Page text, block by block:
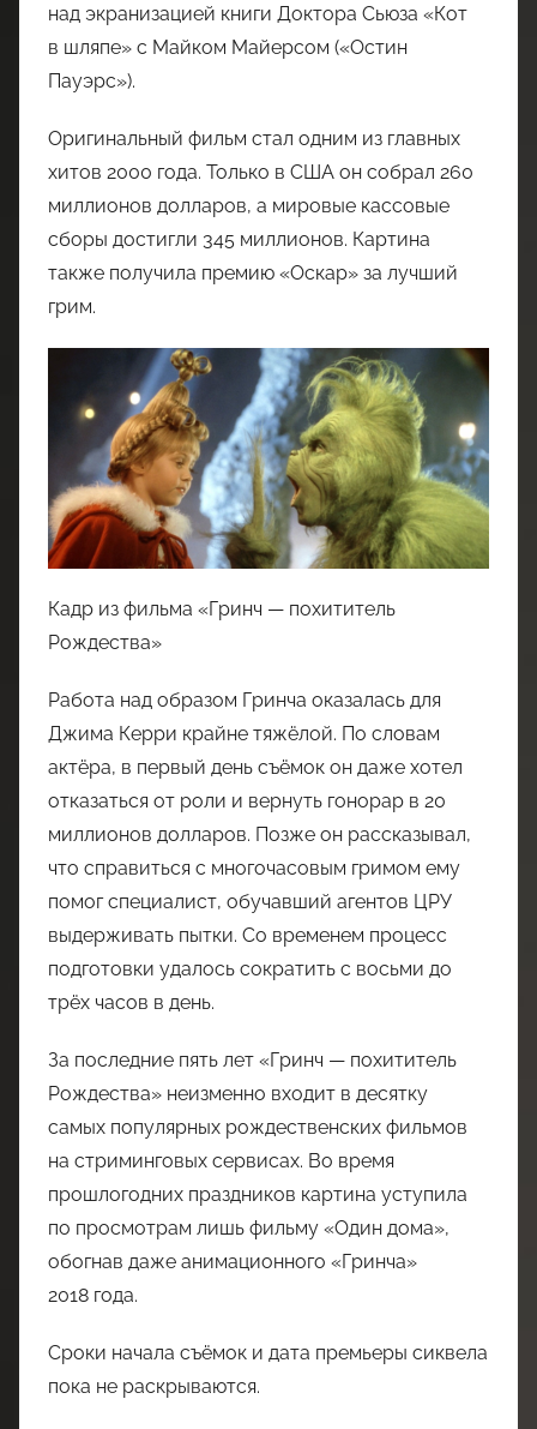
над экранизацией книги Доктора Сьюза «Кот
в шляпе» с Майком Майерсом («Остин
Пауэрс»).
Оригинальный фильм стал одним из главных
хитов 2000 года. Только в США он собрал 260
миллионов долларов, а мировые кассовые
сборы достигли 345 миллионов. Картина
также получила премию «Оскар» за лучший
грим.
Кадр из фильма «Гринч — похититель
Рождества»
Работа над образом Гринча оказалась для
Джима Керри крайне тяжёлой. По словам
актёра, в первый день съёмок он даже хотел
отказаться от роли и вернуть гонорар в 20
миллионов долларов. Позже он рассказывал,
что справиться с многочасовым гримом ему
помог специалист, обучавший агентов ЦРУ
выдерживать пытки. Со временем процесс
подготовки удалось сократить с восьми до
трёх часов в день.
За последние пять лет «Гринч — похититель
Рождества» неизменно входит в десятку
самых популярных рождественских фильмов
на стриминговых сервисах. Во время
прошлогодних праздников картина уступила
по просмотрам лишь фильму «Один дома»,
обогнав даже анимационного «Гринча»
2018 года.
Сроки начала съёмок и дата премьеры сиквела
пока не раскрываются.